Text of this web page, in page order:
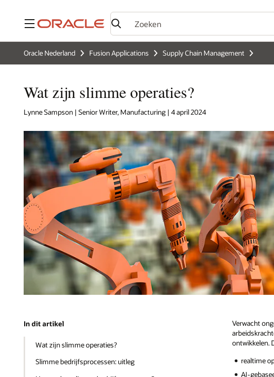
Menu
Oracle Nederland Fusion Applications Supply Chain Management
Wat zijn slimme operaties?
Lynne Sampson | Senior Writer, Manufacturing | 4 april 2024
In dit artikel
Wat zijn slimme operaties?
Slimme bedrijfsprocessen: uitleg
Verwacht
ontwikkelen.
realtime
AI-